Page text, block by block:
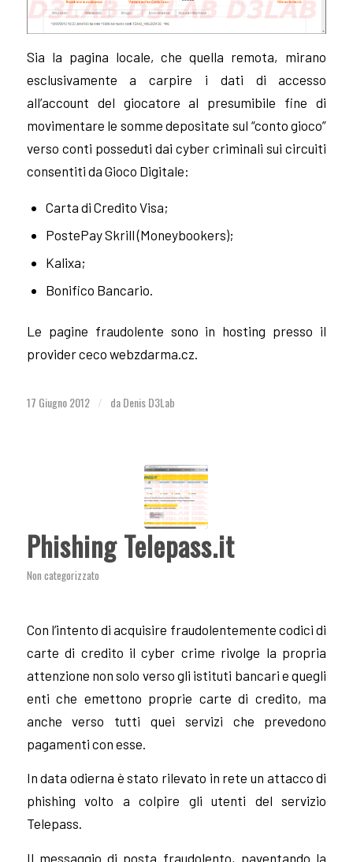
Sia la pagina locale, che quella remota, mirano
esclusivamente a carpire i dati di accesso
all’account del giocatore al presumibile fine di
movimentare le somme depositate sul “conto gioco”
verso conti posseduti dai cyber criminali sui circuiti
consentiti da Gioco Digitale:
Carta di Credito Visa;
PostePay Skrill (Moneybookers);
Kalixa;
Bonifico Bancario.
Le pagine fraudolente sono in hosting presso il
provider ceco webzdarma.cz.
17 Giugno 2012 / daDenis D3Lab
Phishing Telepass.it
Non categorizzato
Con l’intento di acquisire fraudolentemente codici di
carte di credito il cyber crime rivolge la propria
attenzione non solo verso gli istituti bancari e quegli
enti che emettono proprie carte di credito, ma
anche verso tutti quei servizi che prevedono
pagamenti con esse.
In data odierna è stato rilevato in rete un attacco di
phishing volto a colpire gli utenti del servizio
Telepass.
Il messaggio di posta fraudolento, paventando la